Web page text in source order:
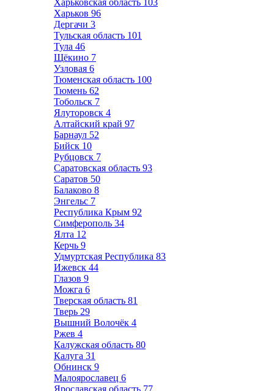
Харьковская область 103
Харьков 96
Дергачи 3
Тульская область 101
Тула 46
Щёкино 7
Узловая 6
Тюменская область 100
Тюмень 62
Тобольск 7
Ялуторовск 4
Алтайский край 97
Барнаул 52
Бийск 10
Рубцовск 7
Саратовская область 93
Саратов 50
Балаково 8
Энгельс 7
Республика Крым 92
Симферополь 34
Ялта 12
Керчь 9
Удмуртская Республика 83
Ижевск 44
Глазов 9
Можга 6
Тверская область 81
Тверь 29
Вышний Волочёк 4
Ржев 4
Калужская область 80
Калуга 31
Обнинск 9
Малоярославец 6
Ярославская область 77